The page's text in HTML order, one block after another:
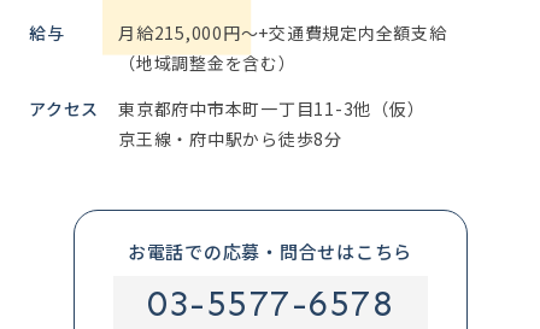
給与
月給215,000円～+交通費規定内全額支給
（地域調整金を含む）
アクセス
東京都府中市本町一丁目11-3他（仮）
京王線・府中駅から徒歩8分
お電話での応募・問合せはこちら
03-5577-6578